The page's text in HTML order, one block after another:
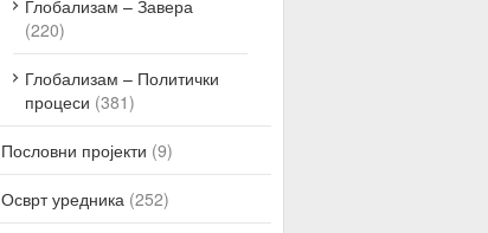
Глобализам – Завера
(220)
Глобализам – Политички
процеси (381)
Пословни пројекти (9)
Осврт уредника (252)